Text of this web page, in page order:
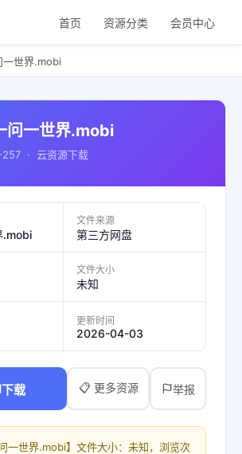
首页 资源分类 会员中心
一世界.mobi
问一世界.mobi
257 · 云资源下载
.mobi
文件来源
第三方网盘
文件大小
未知
更新时间
2026-04-03
载 📋 更多资源 举报
问一世界.mobi】文件大小：未知，浏览次